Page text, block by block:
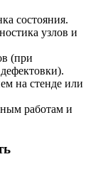
состояния.
узлов и
(при
на стенде или
работам и